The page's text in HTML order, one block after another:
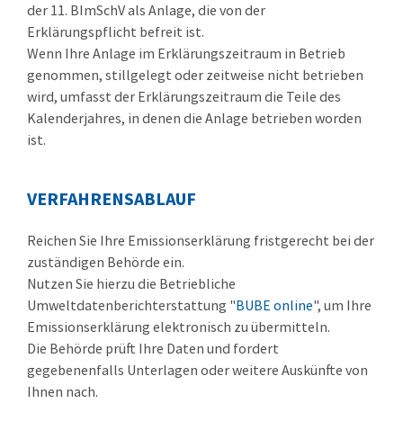
der 11. BImSchV als Anlage, die von der
Erklärungspflicht befreit ist.
Wenn Ihre Anlage im Erklärungszeitraum in Betrieb
genommen, stillgelegt oder zeitweise nicht betrieben
wird, umfasst der Erklärungszeitraum die Teile des
Kalenderjahres, in denen die Anlage betrieben worden
ist.
VERFAHRENSABLAUF
Reichen Sie Ihre Emissionserklärung fristgerecht bei der
zuständigen Behörde ein.
Nutzen Sie hierzu die Betriebliche
Umweltdatenberichterstattung "BUBE online", um Ihre
Emissionserklärung elektronisch zu übermitteln.
Die Behörde prüft Ihre Daten und fordert
gegebenenfalls Unterlagen oder weitere Auskünfte von
Ihnen nach.